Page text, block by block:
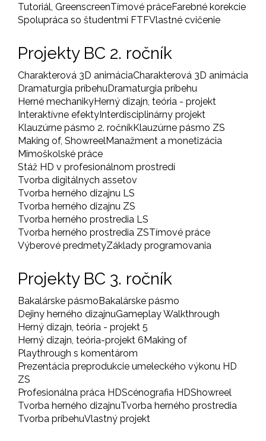
Tutoriál, GreenscreenTímové práceFarebné korekcie
Spolupráca so študentmi FTFVlastné cvičenie
Projekty BC 2. ročník
Charakterová 3D animáciaCharakterová 3D animácia
Dramaturgia príbehuDramaturgia príbehu
Herné mechanikyHerný dizajn, teória - projekt
Interaktívne efektyInterdisciplinárny projekt
Klauzúrne pásmo 2. ročníkKlauzúrne pásmo ZS
Making of, ShowreelManažment a monetizácia
Mimoškolské práce
Stáž HD v profesionálnom prostredí
Tvorba digitálnych assetov
Tvorba herného dizajnu LS
Tvorba herného dizajnu ZS
Tvorba herného prostredia LS
Tvorba herného prostredia ZSTímové práce
Výberové predmetyZáklady programovania
Projekty BC 3. ročník
Bakalárske pásmoBakalárske pásmo
Dejiny herného dizajnuGameplay Walkthrough
Herný dizajn, teória - projekt 5
Herný dizajn, teória-projekt 6Making of
Playthrough s komentárom
Prezentácia preprodukcie umeleckého výkonu HD
ZS
Profesionálna práca HDScénografia HDShowreel
Tvorba herného dizajnuTvorba herného prostredia
Tvorba príbehuVlastný projekt